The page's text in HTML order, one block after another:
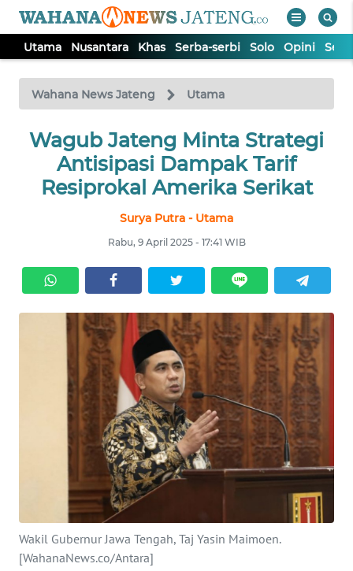
Utama Nusantara Khas Serba-serbi Solo Opini
Wahana News Jateng Utama
Wagub Jateng Minta Strategi
Antisipasi Dampak Tarif
Resiprokal Amerika Serikat
Surya Putra - Utama
Rabu, 9 April 2025 - 17:41 WIB
Wakil Gubernur Jawa Tengah, Taj Yasin Maimoen.
[WahanaNews.co/Antara]
TV
Tutup
UTAMA
NUSANTARA
SERBA-
SERBI
SEMARANG
INDEKS
BERITA